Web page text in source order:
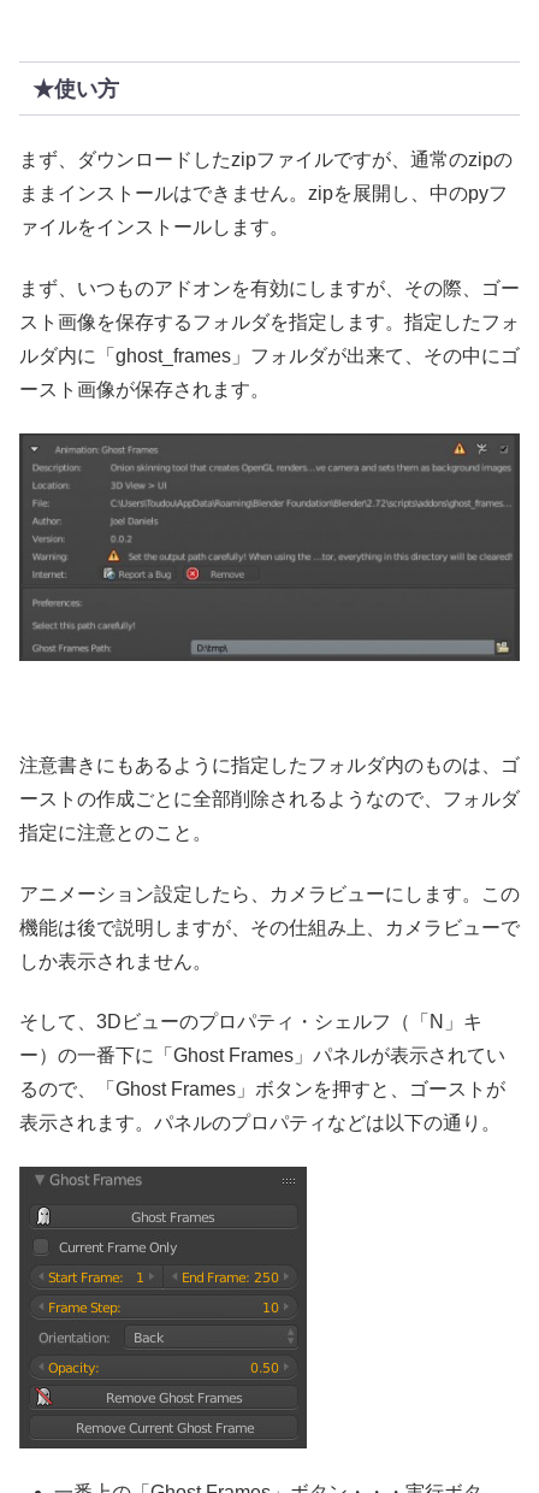
★使い方
まず、ダウンロードしたzipファイルですが、通常のzipの
ままインストールはできません。zipを展開し、中のpyフ
ァイルをインストールします。
まず、いつものアドオンを有効にしますが、その際、ゴー
スト画像を保存するフォルダを指定します。指定したフォ
ルダ内に「ghost_frames」フォルダが出来て、その中にゴ
ースト画像が保存されます。
注意書きにもあるように指定したフォルダ内のものは、ゴ
ーストの作成ごとに全部削除されるようなので、フォルダ
指定に注意とのこと。
アニメーション設定したら、カメラビューにします。この
機能は後で説明しますが、その仕組み上、カメラビューで
しか表示されません。
そして、3Dビューのプロパティ・シェルフ（「N」キ
ー）の一番下に「Ghost Frames」パネルが表示されてい
るので、「Ghost Frames」ボタンを押すと、ゴーストが
表示されます。パネルのプロパティなどは以下の通り。